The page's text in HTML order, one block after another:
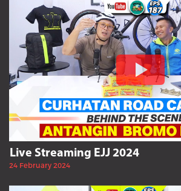
Live Streaming EJJ 2024
24 February 2024